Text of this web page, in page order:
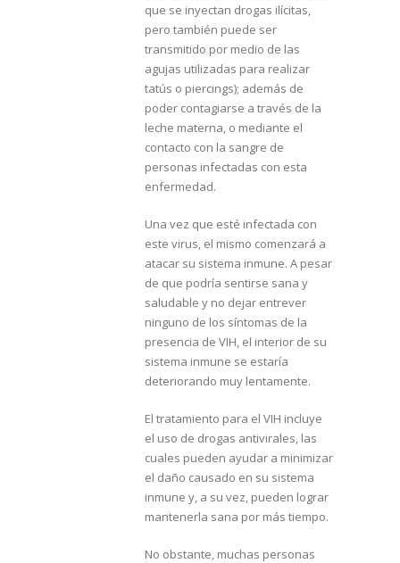
que se inyectan drogas ilícitas,
pero también puede ser
transmitido por medio de las
agujas utilizadas para realizar
tatús o piercings); además de
poder contagiarse a través de la
leche materna, o mediante el
contacto con la sangre de
personas infectadas con esta
enfermedad.
Una vez que esté infectada con
este virus, el mismo comenzará a
atacar su sistema inmune. A pesar
de que podría sentirse sana y
saludable y no dejar entrever
ninguno de los síntomas de la
presencia de VIH, el interior de su
sistema inmune se estaría
deteriorando muy lentamente.
El tratamiento para el VIH incluye
el uso de drogas antivirales, las
cuales pueden ayudar a minimizar
el daño causado en su sistema
inmune y, a su vez, pueden lograr
mantenerla sana por más tiempo.
No obstante, muchas personas